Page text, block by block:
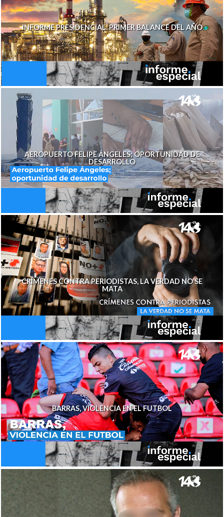
INFORME PRESIDENCIAL. PRIMER BALANCE DEL AÑO
AEROPUERTO FELIPE ÁNGELES; OPORTUNIDAD DE
DESARROLLO
CRÍMENES CONTRA PERIODISTAS, LA VERDAD NO SE
MATA
BARRAS, VIOLENCIA EN EL FUTBOL